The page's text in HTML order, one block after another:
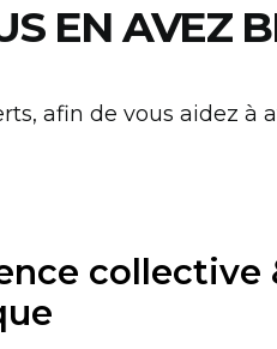
EN AVEZ
afin de vous aidez à
collective